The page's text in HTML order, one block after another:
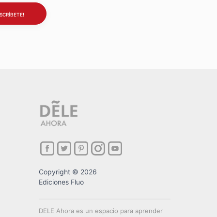
Copyright © 2026
Ediciones Fluo
DELE Ahora es un espacio para aprender